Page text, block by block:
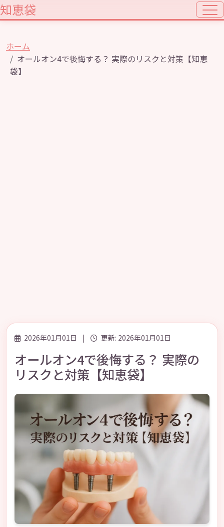
知恵袋
ホーム
オールオン4で後悔する？ 実際のリスクと対策【知恵
袋】
2026年01月01日 | 更新: 2026年01月01日
オールオン4で後悔する？ 実際の
リスクと対策【知恵袋】